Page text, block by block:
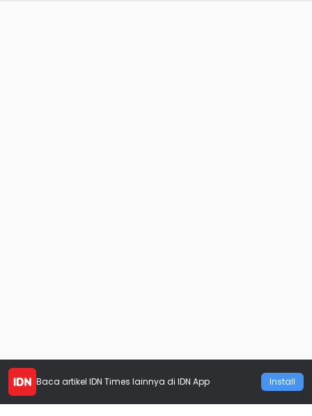
Baca artikel IDN Times lainnya di IDN App Install